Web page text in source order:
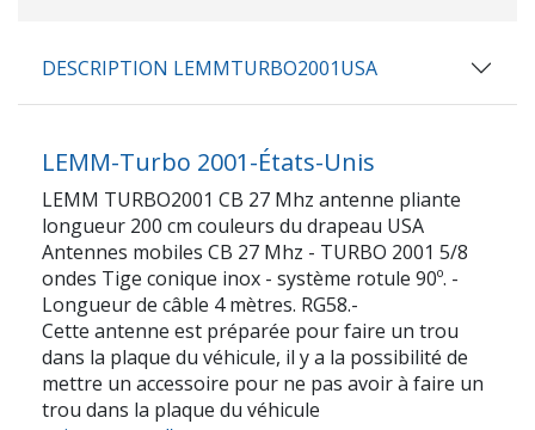
DESCRIPTION LEMMTURBO2001USA
LEMM-Turbo 2001-États-Unis
LEMM TURBO2001 CB 27 Mhz antenne pliante
longueur 200 cm couleurs du drapeau USA
Antennes mobiles CB 27 Mhz - TURBO 2001 5/8
ondes Tige conique inox - système rotule 90º. -
Longueur de câble 4 mètres. RG58.-
Cette antenne est préparée pour faire un trou
dans la plaque du véhicule, il y a la possibilité de
mettre un accessoire pour ne pas avoir à faire un
trou dans la plaque du véhicule